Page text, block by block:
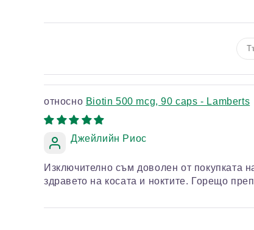
Biotin 500 mcg, 90 caps - Lamberts
Джейлийн Риос
Изключително съм доволен от покупката
здравето на косата и ноктите. Горещо